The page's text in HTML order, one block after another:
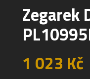
Zegarek
1 023 Kč